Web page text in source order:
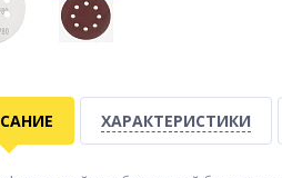
ХАРАКТЕРИСТИКИ